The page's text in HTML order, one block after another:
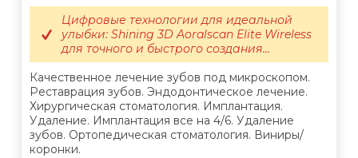
Качественное лечение зубов под микроскопом.
Реставрация зубов. Эндодонтическое лечение.
Хирургическая стоматология. Имплантация.
Удаление. Имплантация все на 4/6. Удаление
зубов. Ортопедическая стоматология. Виниры/
коронки.
Цифровые технологии для идеальной
улыбки: Shining 3D Aoralscan Elite Wireless
для точного и быстрого создания...